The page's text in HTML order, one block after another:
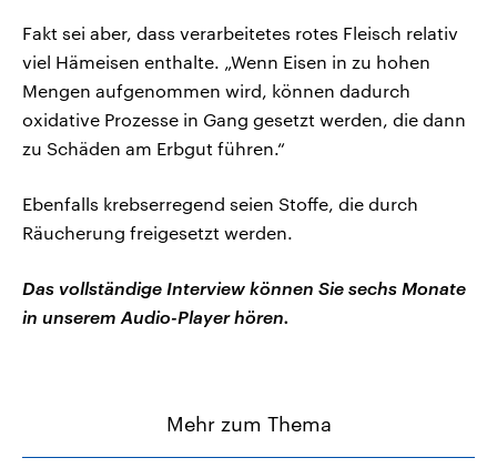
Fakt sei aber, dass verarbeitetes rotes Fleisch relativ
viel Hämeisen enthalte. „Wenn Eisen in zu hohen
Mengen aufgenommen wird, können dadurch
oxidative Prozesse in Gang gesetzt werden, die dann
zu Schäden am Erbgut führen.“
Ebenfalls krebserregend seien Stoffe, die durch
Räucherung freigesetzt werden.
Das vollständige Interview können Sie sechs Monate
in unserem Audio-Player hören.
Mehr zum Thema